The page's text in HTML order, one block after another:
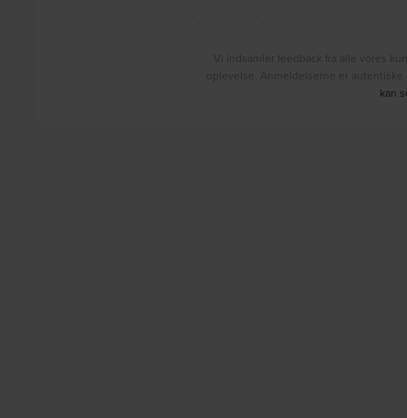
Vi indsamler feedback fra alle vores
oplevelse. Anmeldelserne er
kan